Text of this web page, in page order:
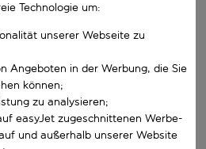
Urlaub
die automatische
Technologie um:
unserer Webseite zu
Angeboten in der Werbung, die Sie
können;
zu analysieren;
easyJet zugeschnittenen Werbe-
und außerhalb unserer Website